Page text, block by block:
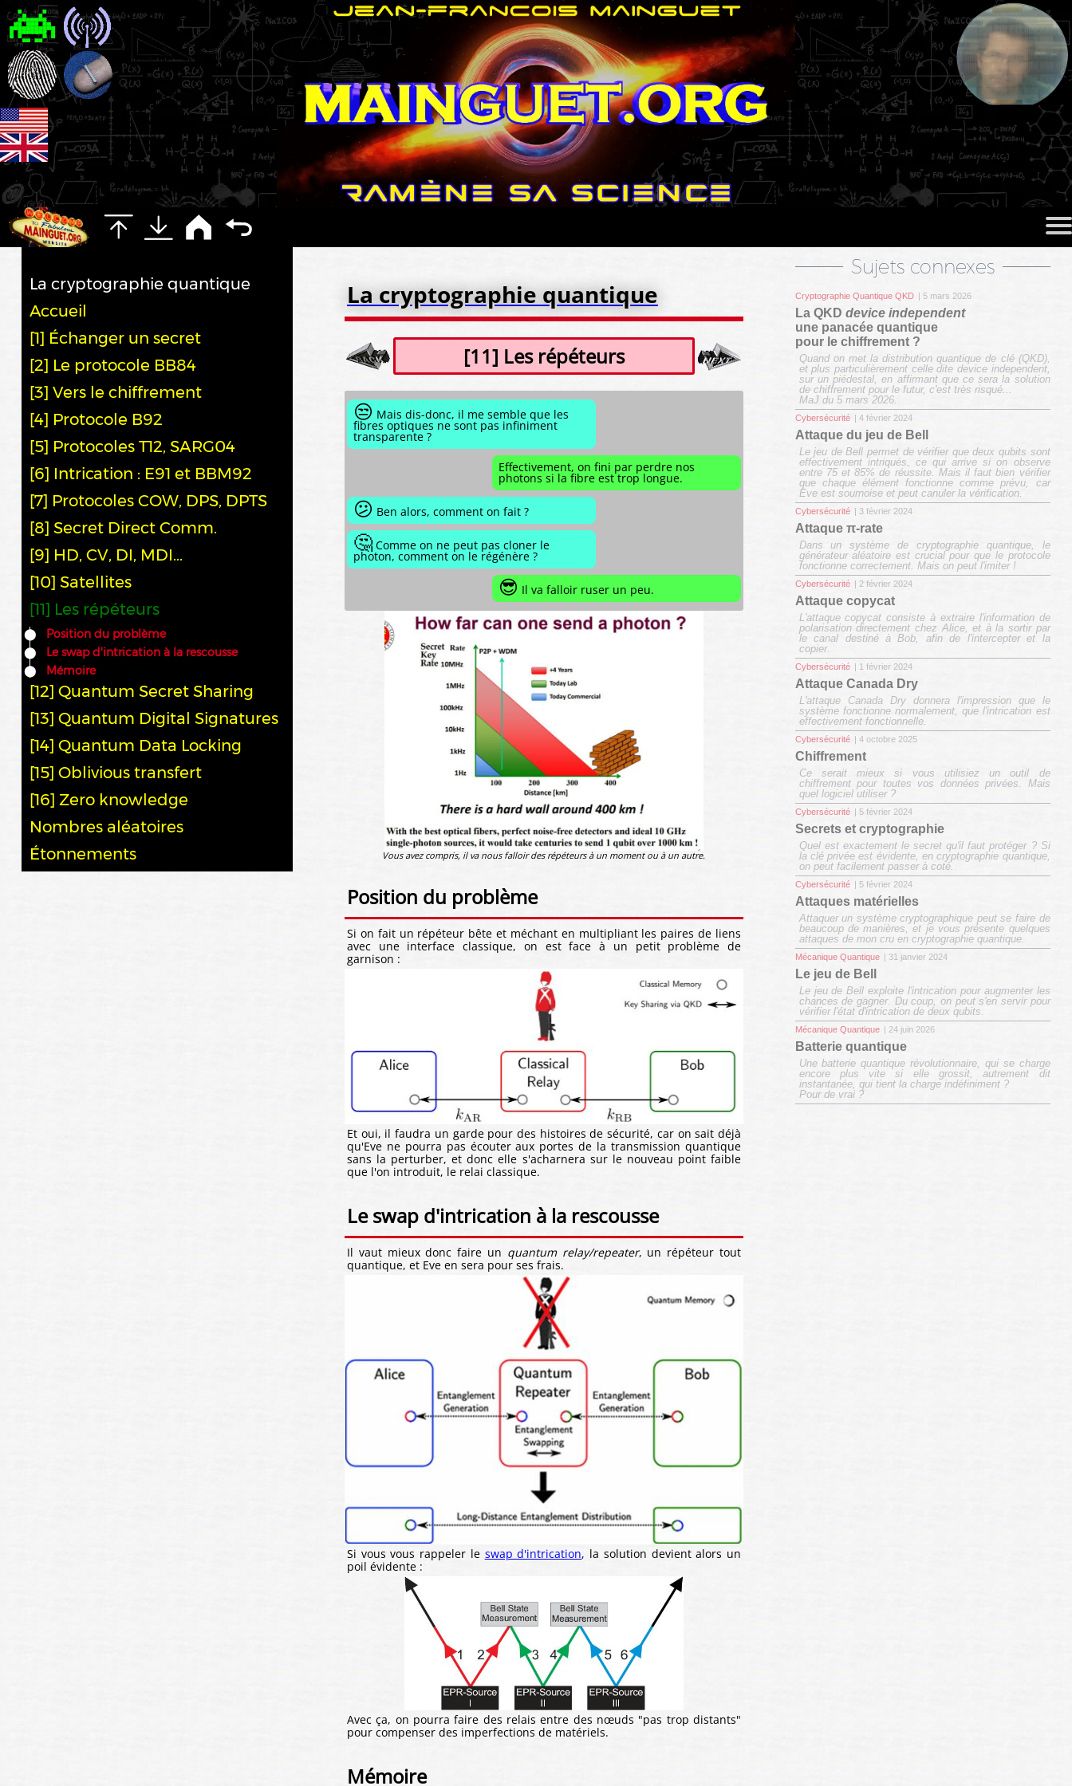
Sujets connexes
Cryptographie Quantique QKD | 5 mars 2026
La QKD device independent
une panacée quantique
pour le chiffrement ?
Quand on met la distribution quantique de clé (QKD),
et plus particulièrement celle dite device independent,
sur un piédestal, en affirmant que ce sera la solution
de chiffrement pour le futur, c'est très risqué...
MaJ du 5 mars 2026.
Cybersécurité | 4 février 2024
Attaque du jeu de Bell
Le jeu de Bell permet de vérifier que deux qubits sont
effectivement intriqués, ce qui arrive si on observe
entre 75 et 85% de réussite. Mais il faut bien vérifier
que chaque élément fonctionne comme prévu, car
Eve est sournoise et peut canuler la vérification.
Cybersécurité | 3 février 2024
Attaque π-rate
Dans un système de cryptographie quantique, le
générateur aléatoire est crucial pour que le protocole
fonctionne correctement. Mais on peut l'imiter !
Cybersécurité | 2 février 2024
Attaque copycat
L'attaque copycat consiste à extraire l'information de
polarisation directement chez Alice, et à la sortir par
le canal destiné à Bob, afin de l'intercepter et la
copier.
Cybersécurité | 1 février 2024
Attaque Canada Dry
L'attaque Canada Dry donnera l'impression que le
système fonctionne normalement, que l'intrication est
effectivement fonctionnelle.
Cybersécurité | 4 octobre 2025
Chiffrement
Ce serait mieux si vous utilisiez un outil de
chiffrement pour toutes vos données privées. Mais
quel logiciel utiliser ?
Cybersécurité | 5 février 2024
Secrets et cryptographie
Quel est exactement le secret qu'il faut protéger ? Si
la clé privée est évidente, en cryptographie quantique,
on peut facilement passer à coté.
Cybersécurité | 5 février 2024
Attaques matérielles
Attaquer un système cryptographique peut se faire de
beaucoup de manières, et je vous présente quelques
attaques de mon cru en cryptographie quantique.
Mécanique Quantique | 31 janvier 2024
Le jeu de Bell
Le jeu de Bell exploite l'intrication pour augmenter les
chances de gagner. Du coup, on peut s'en servir pour
vérifier l'état d'intrication de deux qubits.
Mécanique Quantique | 24 juin 2026
Batterie quantique
Une batterie quantique révolutionnaire, qui se charge
encore plus vite si elle grossit, autrement dit
instantanée, qui tient la charge indéfiniment ?
Pour de vrai ?
La cryptographie quantique
Accueil
[1] Échanger un secret
[2] Le protocole BB84
[3] Vers le chiffrement
[4] Protocole B92
[5] Protocoles T12, SARG04
[6] Intrication : E91 et BBM92
[7] Protocoles COW, DPS, DPTS
[8] Secret Direct Comm.
[9] HD, CV, DI, MDI...
[10] Satellites
[11] Les répéteurs
Position du problème
Le swap d'intrication à la rescousse
Mémoire
[12] Quantum Secret Sharing
[13] Quantum Digital Signatures
[14] Quantum Data Locking
[15] Oblivious transfert
[16] Zero knowledge
Nombres aléatoires
Étonnements
La cryptographie quantique
[11] Les répéteurs
😒 Mais dis-donc, il me semble que les
fibres optiques ne sont pas infiniment
transparente ?
Effectivement, on fini par perdre nos
photons si la fibre est trop longue.
😕 Ben alors, comment on fait ?
🤔Comme on ne peut pas cloner le
photon, comment on le régénère ?
😎 Il va falloir ruser un peu.
Vous avez compris, il va nous falloir des répéteurs à un moment ou à un autre.
Position du problème
Si on fait un répéteur bête et méchant en multipliant les paires de liens
avec une interface classique, on est face à un petit problème de
garnison :
Et oui, il faudra un garde pour des histoires de sécurité, car on sait déjà
qu'Eve ne pourra pas écouter aux portes de la transmission quantique
sans la perturber, et donc elle s'acharnera sur le nouveau point faible
que l'on introduit, le relai classique.
Le swap d'intrication à la rescousse
Il vaut mieux donc faire un quantum relay/repeater, un répéteur tout
quantique, et Eve en sera pour ses frais.
Si vous vous rappeler le swap d'intrication, la solution devient alors un
poil évidente :
Avec ça, on pourra faire des relais entre des nœuds "pas trop distants"
pour compenser des imperfections de matériels.
Mémoire